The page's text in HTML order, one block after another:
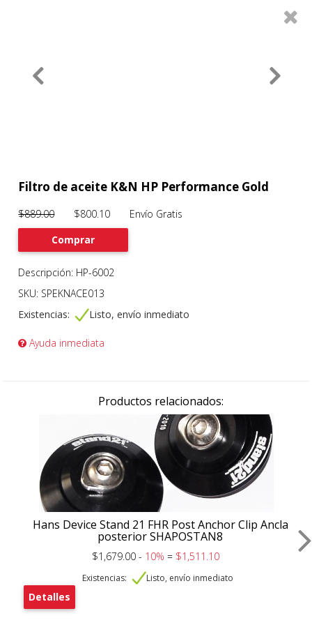
0
Previous
Filtro de aceite K&N HP Performance Gold
$889.00$800.10 Envío Gratis
Comprar
Descripción: HP-6002
SKU: SPEKNACE013
Existencias:
Listo, envío inmediato
Ayuda inmediata
Productos relacionados:
Hans Device Stand 21 FHR Post Anchor Clip Ancla
posterior SHAPOSTAN8
$1,679.00 - 10%= $1,511.10
Existencias: Listo, envío inmediato
Detalles